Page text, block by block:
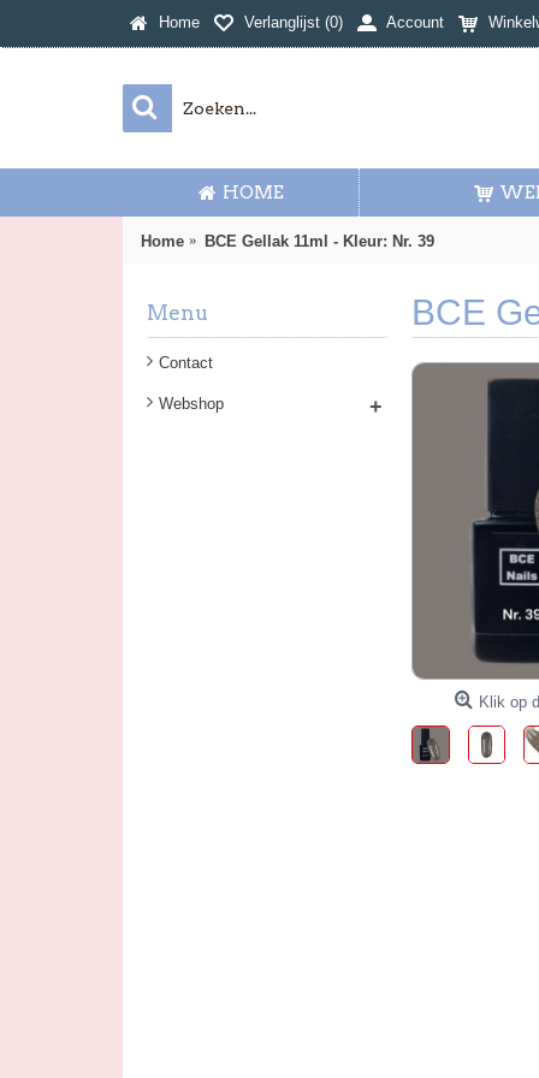
Home Verlanglijst (0) Account
HOME
Home BCE Gellak 11ml - Kleur: Nr. 39
Menu
Contact
Webshop +
BCE
Klik op